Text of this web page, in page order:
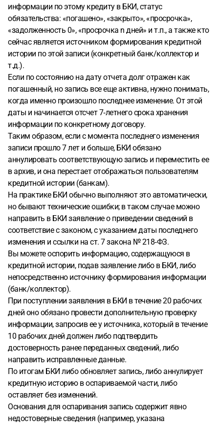
информации по этому кредиту в БКИ, статус
обязательства: «погашено», «закрыто», «просрочка»,
«задолженность 0», «просрочка n дней» и т.п., а также кто
сейчас является источником формирования кредитной
истории по этой записи (конкретный банк/коллектор и
т.д.).
Если по состоянию на дату отчета долг отражен как
погашенный, но запись все еще активна, нужно понимать,
когда именно произошло последнее изменение. От этой
даты и начинается отсчет 7‑летнего срока хранения
информации по конкретному договору.
Таким образом, если с момента последнего изменения
записи прошло 7 лет и больше, БКИ обязано
аннулировать соответствующую запись и переместить ее
в архив, и она перестает отображаться пользователям
кредитной истории (банкам).
На практике БКИ обычно выполняют это автоматически,
но бывают технические ошибки; в таком случае можно
направить в БКИ заявление о приведении сведений в
соответствие с законом, с указанием даты последнего
изменения и ссылки на ст. 7 закона № 218‑ФЗ.
Вы можете оспорить информацию, содержащуюся в
кредитной истории, подав заявление либо в БКИ, либо
непосредственно источнику формирования информации
(банк/коллектор).
При поступлении заявления в БКИ в течение 20 рабочих
дней оно обязано провести дополнительную проверку
информации, запросив ее у источника, который в течение
10 рабочих дней должен либо подтвердить
достоверность ранее переданных сведений, либо
направить исправленные данные.
По итогам БКИ либо обновляет запись, либо аннулирует
кредитную историю в оспариваемой части, либо
оставляет без изменений.
Основания для оспаривания запись содержит явно
недостоверные сведения (например, указана